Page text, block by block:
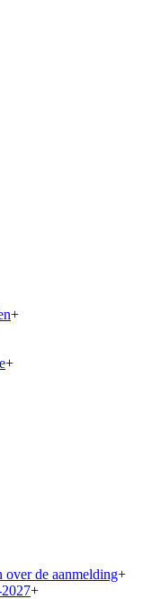
+
+
over de aanmelding+
+